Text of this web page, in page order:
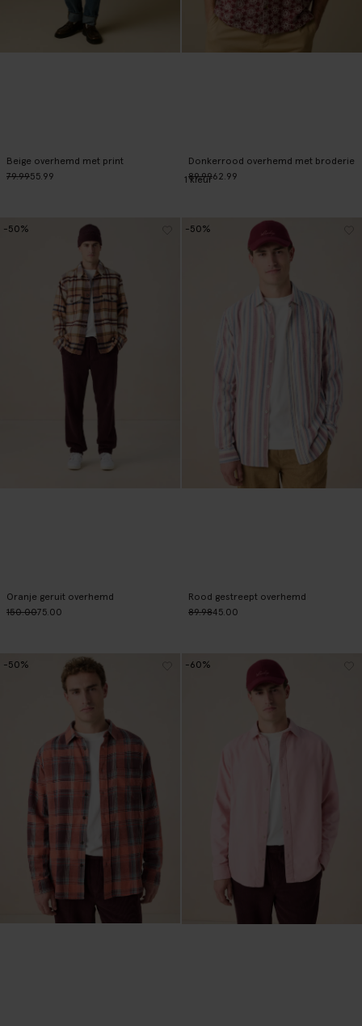
Beige overhemd met print
79.9955.99
Donkerrood overhemd met broderie
89.9962.99
1kleur
Oranje geruit overhemd
150.0075.00
-50%
Rood gestreept overhemd
89.9845.00
-50%
-50% -60%